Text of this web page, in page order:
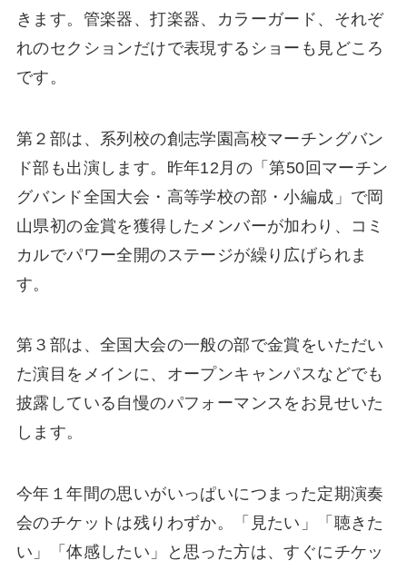
きます。管楽器、打楽器、カラーガード、それぞ
れのセクションだけで表現するショーも見どころ
です。
第２部は、系列校の創志学園高校マーチングバン
ド部も出演します。昨年12月の「第50回マーチン
グバンド全国大会・高等学校の部・小編成」で岡
山県初の金賞を獲得したメンバーが加わり、コミ
カルでパワー全開のステージが繰り広げられま
す。
第３部は、全国大会の一般の部で金賞をいただい
た演目をメインに、オープンキャンパスなどでも
披露している自慢のパフォーマンスをお見せいた
します。
今年１年間の思いがいっぱいにつまった定期演奏
会のチケットは残りわずか。「見たい」「聴きた
い」「体感したい」と思った方は、すぐにチケッ